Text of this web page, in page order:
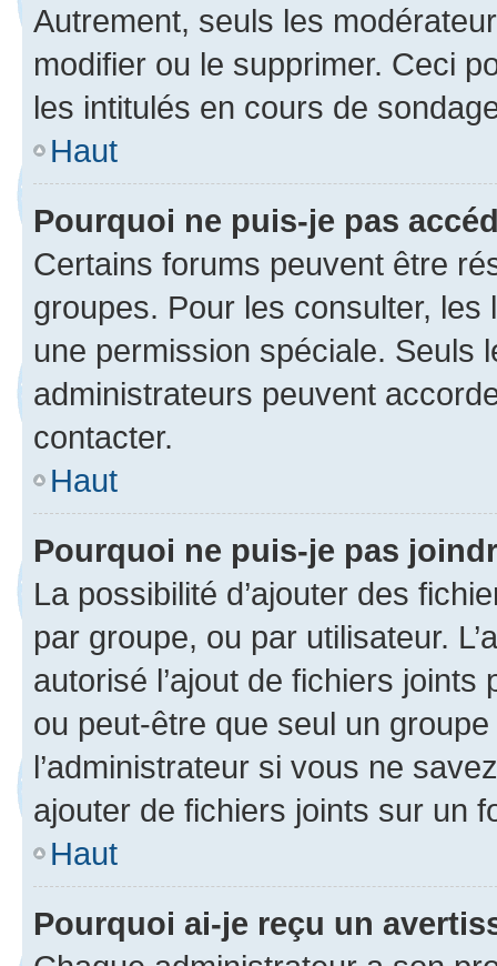
Autrement, seuls les
modifier ou le supprimer. Ceci
les intitulés en cours de
Haut
Pourquoi ne puis-je pas
Certains forums peuvent être
groupes. Pour les consulter,
une permission spéciale. Seuls
administrateurs peuvent
contacter.
Haut
Pourquoi ne puis-je pas
La possibilité d’ajouter des
par groupe, ou par utilisateur.
autorisé l’ajout de fichiers
ou peut-être que seul un
l’administrateur si vous ne
ajouter de fichiers joints sur un
Haut
Pourquoi ai-je reçu un